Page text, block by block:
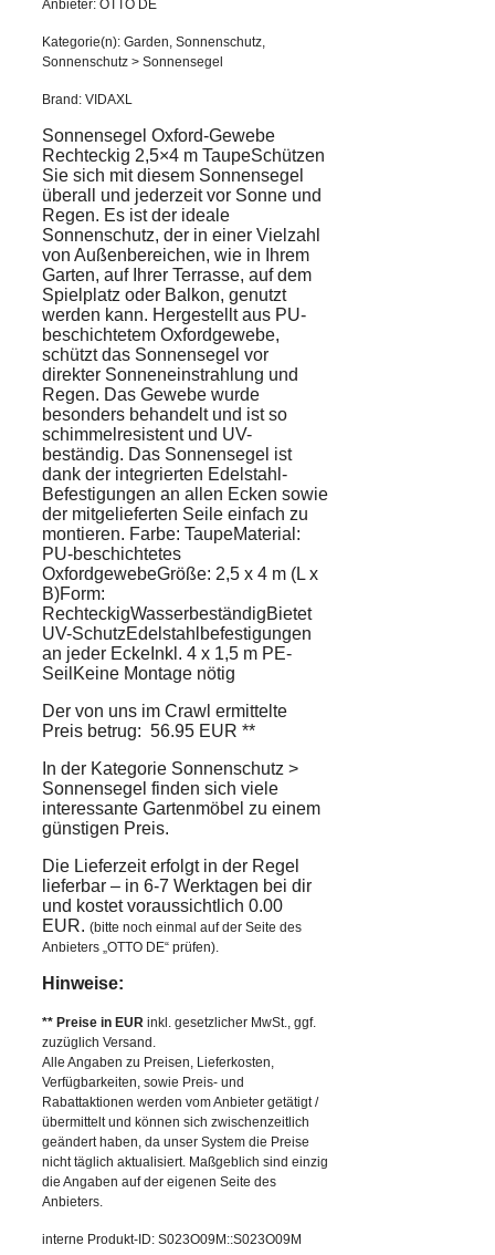
Anbieter: OTTO DE
Kategorie(n): Garden, Sonnenschutz,
Sonnenschutz > Sonnensegel
Brand: VIDAXL
Sonnensegel Oxford-Gewebe
Rechteckig 2,5×4 m TaupeSchützen
Sie sich mit diesem Sonnensegel
überall und jederzeit vor Sonne und
Regen. Es ist der ideale
Sonnenschutz, der in einer Vielzahl
von Außenbereichen, wie in Ihrem
Garten, auf Ihrer Terrasse, auf dem
Spielplatz oder Balkon, genutzt
werden kann. Hergestellt aus PU-
beschichtetem Oxfordgewebe,
schützt das Sonnensegel vor
direkter Sonneneinstrahlung und
Regen. Das Gewebe wurde
besonders behandelt und ist so
schimmelresistent und UV-
beständig. Das Sonnensegel ist
dank der integrierten Edelstahl-
Befestigungen an allen Ecken sowie
der mitgelieferten Seile einfach zu
montieren. Farbe: TaupeMaterial:
PU-beschichtetes
OxfordgewebeGröße: 2,5 x 4 m (L x
B)Form:
RechteckigWasserbeständigBietet
UV-SchutzEdelstahlbefestigungen
an jeder EckeInkl. 4 x 1,5 m PE-
SeilKeine Montage nötig
Der von uns im Crawl ermittelte
Preis betrug: 56.95 EUR **
In der Kategorie Sonnenschutz >
Sonnensegel finden sich viele
interessante Gartenmöbel zu einem
günstigen Preis.
Die Lieferzeit erfolgt in der Regel
lieferbar – in 6-7 Werktagen bei dir
und kostet voraussichtlich 0.00
EUR. (bitte noch einmal auf der Seite des
Anbieters „OTTO DE“ prüfen).
Hinweise:
** Preise in EUR inkl. gesetzlicher MwSt., ggf.
zuzüglich Versand.
Alle Angaben zu Preisen, Lieferkosten,
Verfügbarkeiten, sowie Preis- und
Rabattaktionen werden vom Anbieter getätigt /
übermittelt und können sich zwischenzeitlich
geändert haben, da unser System die Preise
nicht täglich aktualisiert. Maßgeblich sind einzig
die Angaben auf der eigenen Seite des
Anbieters.
interne Produkt-ID: S023O09M::S023O09M